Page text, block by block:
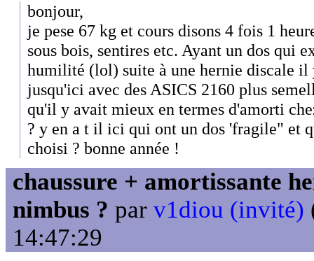
bonjour,
je pese 67 kg et cours disons 4 fois 1
sous bois, sentires etc. Ayant un dos qui
humilité (lol) suite à une hernie discale il
jusqu'ici avec des ASICS 2160 plus
qu'il y avait mieux en termes d'amorti
? y en a t il ici qui ont un dos 'fragile" et
choisi ? bonne année !
chaussure + amortissante
nimbus ? par v1diou (invité)
14:47:29